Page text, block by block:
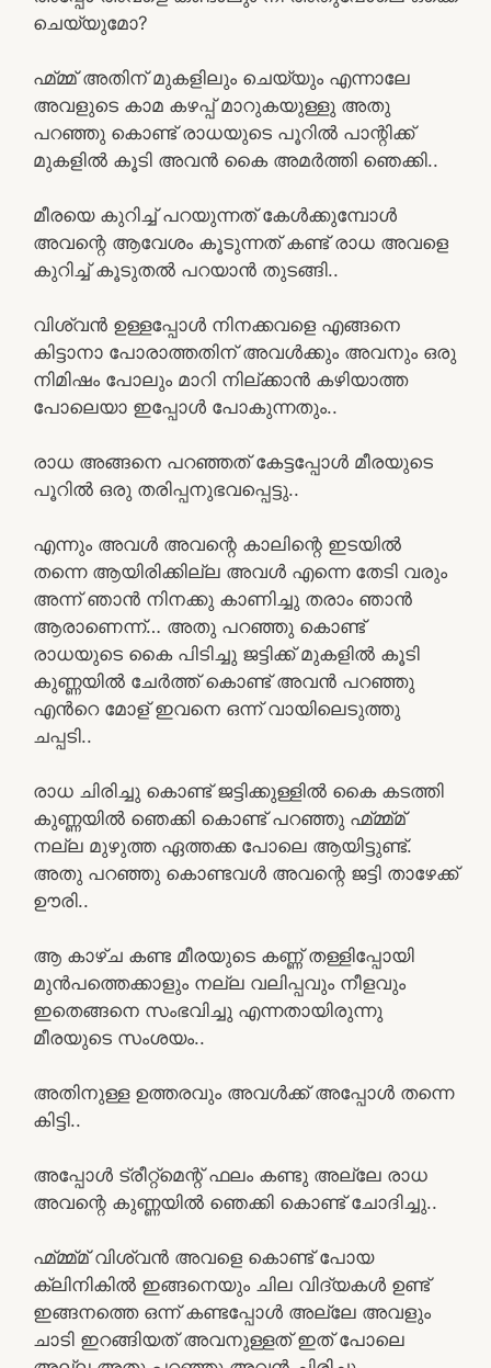
ചെയ്യുമോ?
ഹ്മ്മ്മ് അതിന് മുകളിലും ചെയ്യും എന്നാലേ
അവളുടെ കാമ കഴപ്പ് മാറുകയുള്ളു അതു
പറഞ്ഞു കൊണ്ട് രാധയുടെ പൂറിൽ പാന്റിക്ക്
മുകളിൽ കൂടി അവൻ കൈ അമർത്തി ഞെക്കി..
മീരയെ കുറിച്ച് പറയുന്നത് കേൾക്കുമ്പോൾ
അവന്റെ ആവേശം കൂടുന്നത് കണ്ട് രാധ അവളെ
കുറിച്ച് കൂടുതൽ പറയാൻ തുടങ്ങി..
വിശ്വൻ ഉള്ളപ്പോൾ നിനക്കവളെ എങ്ങനെ
കിട്ടാനാ പോരാത്തതിന് അവൾക്കും അവനും ഒരു
നിമിഷം പോലും മാറി നില്ക്കാൻ കഴിയാത്ത
പോലെയാ ഇപ്പോൾ പോകുന്നതും..
രാധ അങ്ങനെ പറഞ്ഞത് കേട്ടപ്പോൾ മീരയുടെ
പൂറിൽ ഒരു തരിപ്പനുഭവപ്പെട്ടു..
എന്നും അവൾ അവന്റെ കാലിന്റെ ഇടയിൽ
തന്നെ ആയിരിക്കില്ല അവൾ എന്നെ തേടി വരും
അന്ന് ഞാൻ നിനക്കു കാണിച്ചു തരാം ഞാൻ
ആരാണെന്ന്… അതു പറഞ്ഞു കൊണ്ട്
രാധയുടെ കൈ പിടിച്ചു ജട്ടിക്ക് മുകളിൽ കൂടി
കുണ്ണയിൽ ചേർത്ത് കൊണ്ട് അവൻ പറഞ്ഞു
എൻറെ മോള് ഇവനെ ഒന്ന് വായിലെടുത്തു
ചപ്പടി..
രാധ ചിരിച്ചു കൊണ്ട് ജട്ടിക്കുള്ളിൽ കൈ കടത്തി
കുണ്ണയിൽ ഞെക്കി കൊണ്ട് പറഞ്ഞു ഹ്മ്മ്മ്മ്
നല്ല മുഴുത്ത ഏത്തക്ക പോലെ ആയിട്ടുണ്ട്.
അതു പറഞ്ഞു കൊണ്ടവൾ അവന്റെ ജട്ടി താഴേക്ക്
ഊരി..
ആ കാഴ്‌ച കണ്ട മീരയുടെ കണ്ണ് തള്ളിപ്പോയി
മുൻപത്തെക്കാളും നല്ല വലിപ്പവും നീളവും
ഇതെങ്ങനെ സംഭവിച്ചു എന്നതായിരുന്നു
മീരയുടെ സംശയം..
അതിനുള്ള ഉത്തരവും അവൾക്ക് അപ്പോൾ തന്നെ
കിട്ടി..
അപ്പോൾ ട്രീറ്റ്മെന്റ് ഫലം കണ്ടു അല്ലേ രാധ
അവന്റെ കുണ്ണയിൽ ഞെക്കി കൊണ്ട് ചോദിച്ചു..
ഹ്മ്മ്മ്മ് വിശ്വൻ അവളെ കൊണ്ട് പോയ
ക്ലിനികിൽ ഇങ്ങനെയും ചില വിദ്യകൾ ഉണ്ട്
ഇങ്ങനത്തെ ഒന്ന് കണ്ടപ്പോൾ അല്ലേ അവളും
ചാടി ഇറങ്ങിയത് അവനുള്ളത് ഇത് പോലെ